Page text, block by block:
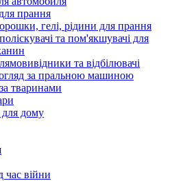
прання
гелі, рідини для прання
та пом'якшувачі для
та відбілювачі
за пральною машиною
тваринами
дому
час війни